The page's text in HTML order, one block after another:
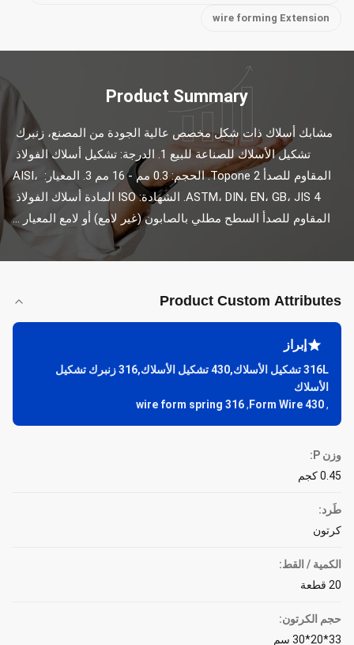
wire forming Extension
Product Summary
المقاوم للصدأ Topone 2. الحجم: 0.3 مم - 16 مم 3. المعيار: AISI،
المقاوم للصدأ السطح مطلي بالصابون (غير لامع) أو لامع المعيار ...
Product Custom Attributes
إبراز
316L تشكيل الأسلاك,430 تشكيل الأسلاك,316 زنبرك تشكيل
الأسلاك
,
430 Form Wire
,
316 wire form spring
وزن P:
0.45 كجم
طَرد:
كرتون
الكمية / القط:
20 قطعة
حجم الكرتون:
33*20*30 سم